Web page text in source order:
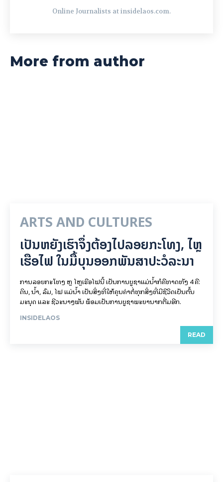
Online Journalists at insidelaos.com.
More from author
ARTS AND CULTURES
ເປັນ​ຫຍັງ​ເຮົາ​ຈຶ່ງ​ຕ້ອງ​ໄປລອຍ​ກະ​ໂທງ, ໄຫຼ​
ເຮືອ​ໄຟ ໃນ​ມື້​​ບຸນ​ອອກ​ພັນ​ສາ​ປະ​ວໍ​ລະ​ນາ
ການລອຍ​ກະ​ໂທງ ຫຼື ໄຫຼເຮືອໄຟນີ້ ເປັນການບູຊາແມ່ນໍ້າກໍຄືທາດທັງ 4 ຄື:
ດິນ, ນໍ້າ, ລົມ, ໄຟ ແມ່ນໍ້າ ເປັນສິ່ງທີ່ໃຫ້ຄຸນຄ່າຕໍ່ທຸກສິ່ງທີ່ມີຊີວິດເປັນຕົ້ນ
ມະນຸດ ແລະ ຊີວະນາໆພັນ ພ້ອມເປັນການບູຊາພະຍານາກຕື່ມອີກ.
INSIDELAOS
READ